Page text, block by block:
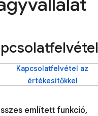
Kapcsolatfelvétel az
értékesítőkkel
említett funkció,